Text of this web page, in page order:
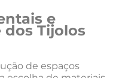
e
Tijolos
de espaços